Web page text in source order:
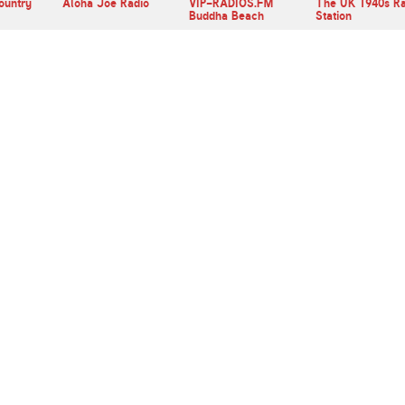
Aloha Joe Radio
VIP-RADIOS.FM
Buddha Beach
The UK 1940s
Station